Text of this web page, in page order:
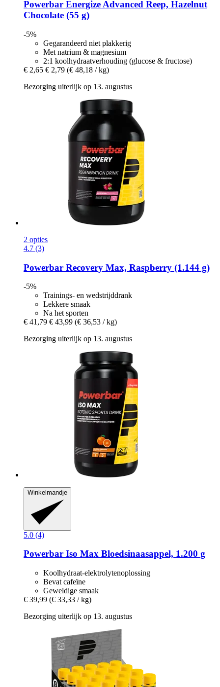
Powerbar Energize Advanced Reep, Hazelnut
Chocolate (55 g)
-5%
Gegarandeerd niet plakkerig
Met natrium & magnesium
2:1 koolhydraatverhouding (glucose & fructose)
€ 2,65 € 2,79 (€ 48,18 / kg)
Bezorging uiterlijk op 13. augustus
2 opties
4.7 (3)
Powerbar Recovery Max, Raspberry (1.144 g)
-5%
Trainings- en wedstrijddrank
Lekkere smaak
Na het sporten
€ 41,79 € 43,99 (€ 36,53 / kg)
Bezorging uiterlijk op 13. augustus
Winkelmandje
5.0 (4)
Powerbar Iso Max Bloedsinaasappel, 1.200 g
Koolhydraat-elektrolytenoplossing
Bevat cafeïne
Geweldige smaak
€ 39,99 (€ 33,33 / kg)
Bezorging uiterlijk op 13. augustus